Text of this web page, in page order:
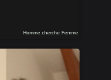
Homme cherche Femme